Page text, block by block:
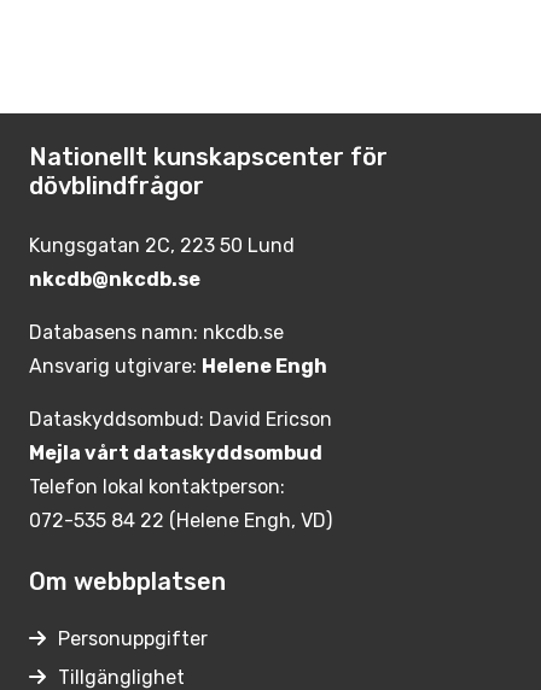
Nationellt kunskapscenter för
dövblindfrågor
Kungsgatan 2C, 223 50 Lund
nkcdb@nkcdb.se
Databasens namn: nkcdb.se
Ansvarig utgivare: Helene Engh
Dataskyddsombud: David Ericson
Mejla vårt dataskyddsombud
Telefon lokal kontaktperson:
072-535 84 22 (Helene Engh, VD)
Om webbplatsen
Personuppgifter
Tillgänglighet